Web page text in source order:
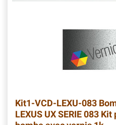
Kit1-VCD-LEXU-083
LEXUS UX SERIE 083